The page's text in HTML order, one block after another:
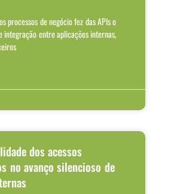
processos de negócio fez das APIs o
integração entre aplicações internas,
dos acessos
no avanço silencioso de